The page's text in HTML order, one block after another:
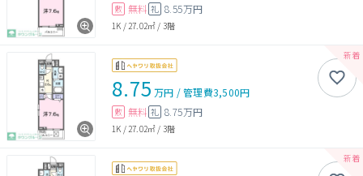
敷 無料 礼 8.55万円
1K /27.02㎡ / 3階
8.75 万円 /管理費3,500円
敷 無料 礼 8.75万円
1K /27.02㎡ / 3階